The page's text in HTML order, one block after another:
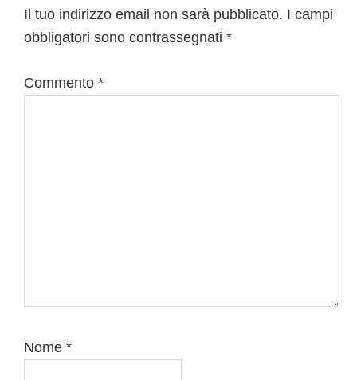
del
lettore
Il tuo indirizzo email non sarà pubblicato. I campi
obbligatori sono contrassegnati *
Commento *
Nome *